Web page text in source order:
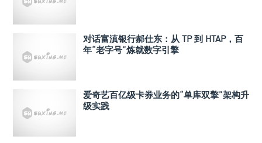
对话富滇银行郝仕东：从 TP 到 HTAP，百
年“老字号”炼就数字引擎
爱奇艺百亿级卡券业务的“单库双擎”架构升
级实践